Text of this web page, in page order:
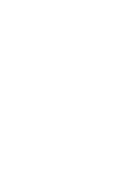
DIE A3T ENGINEERING
Auftrag geht es darum,